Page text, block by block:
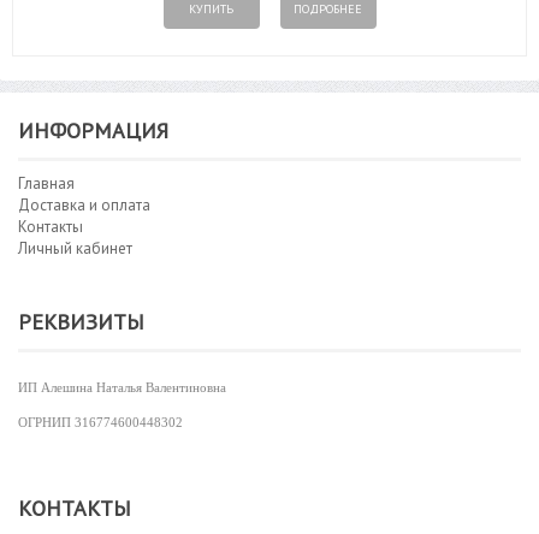
КУПИТЬ ПОДРОБНЕЕ
ИНФОРМАЦИЯ
Главная
Доставка и оплата
Контакты
Личный кабинет
РЕКВИЗИТЫ
ИП Алешина Наталья Валентиновна
ОГРНИП 316774600448302
КОНТАКТЫ